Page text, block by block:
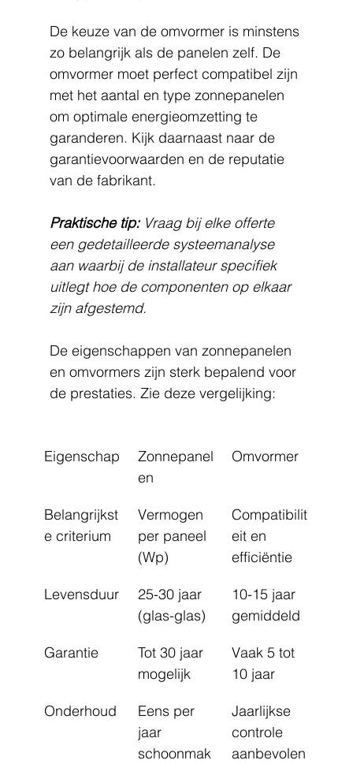
De keuze van de omvormer is minstens
zo belangrijk als de panelen zelf. De
omvormer moet perfect compatibel zijn
met het aantal en type zonnepanelen
om optimale energieomzetting te
garanderen. Kijk daarnaast naar de
garantievoorwaarden en de reputatie
van de fabrikant.
Praktische tip: Vraag bij elke offerte
een gedetailleerde systeemanalyse
aan waarbij de installateur specifiek
uitlegt hoe de componenten op elkaar
zijn afgestemd.
De eigenschappen van zonnepanelen
en omvormers zijn sterk bepalend voor
de prestaties. Zie deze vergelijking:
Eigenschap
Zonnepanel
en
Omvormer
Belangrijkst
e criterium
Vermogen
per paneel
(Wp)
Compatibilit
eit en
efficiëntie
Levensduur
25-30 jaar
(glas-glas)
10-15 jaar
gemiddeld
Garantie
Tot 30 jaar
mogelijk
Vaak 5 tot
10 jaar
Onderhoud
Eens per
jaar
schoonmak
Jaarlijkse
controle
aanbevolen